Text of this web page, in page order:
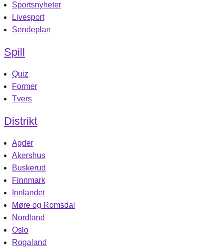
Sportsnyheter
Livesport
Sendeplan
Spill
Quiz
Former
Tvers
Distrikt
Agder
Akershus
Buskerud
Finnmark
Innlandet
Møre og Romsdal
Nordland
Oslo
Rogaland